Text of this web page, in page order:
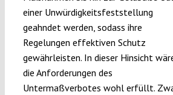
einer Unwürdigkeitsfeststellung
geahndet werden, sodass ihre
Regelungen effektiven Schutz
gewährleisten. In dieser Hinsicht
die Anforderungen des
Untermaßverbotes wohl erfüllt.